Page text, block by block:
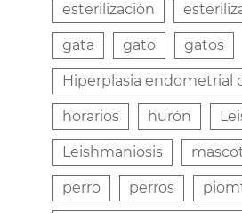
esterilización
gata gato gatos
Hiperplasia endometrial
horarios hurón
Leishmaniosis
perro perros